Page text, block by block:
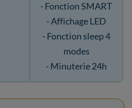
- Fonction SMART
- Affichage LED
- Fonction sleep 4
modes
- Minuterie 24h